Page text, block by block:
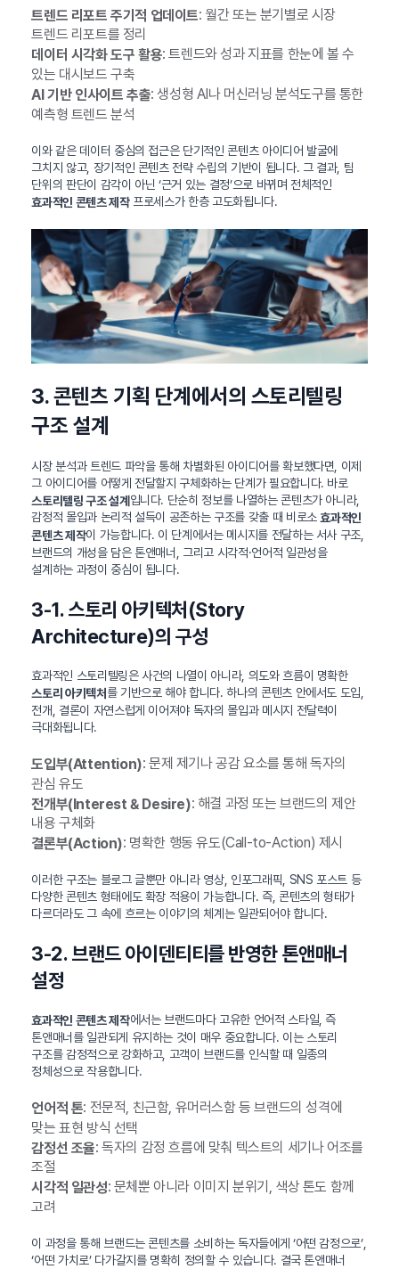
트렌드 리포트 주기적 업데이트: 월간 또는 분기별로 시장
트렌드 리포트를 정리
데이터 시각화 도구 활용: 트렌드와 성과 지표를 한눈에 볼 수
있는 대시보드 구축
AI 기반 인사이트 추출: 생성형 AI나 머신러닝 분석도구를 통한
예측형 트렌드 분석
이와 같은 데이터 중심의 접근은 단기적인 콘텐츠 아이디어 발굴에
그치지 않고, 장기적인 콘텐츠 전략 수립의 기반이 됩니다. 그 결과, 팀
단위의 판단이 감각이 아닌 ‘근거 있는 결정’으로 바뀌며 전체적인
효과적인 콘텐츠 제작프로세스가 한층 고도화됩니다.
3. 콘텐츠 기획 단계에서의 스토리텔링
구조 설계
시장 분석과 트렌드 파악을 통해 차별화된 아이디어를 확보했다면, 이제
그 아이디어를 어떻게 전달할지 구체화하는 단계가 필요합니다. 바로
스토리텔링 구조 설계입니다. 단순히 정보를 나열하는 콘텐츠가 아니라,
감정적 몰입과 논리적 설득이 공존하는 구조를 갖출 때 비로소효과적인
콘텐츠 제작이 가능합니다. 이 단계에서는 메시지를 전달하는 서사 구조,
브랜드의 개성을 담은 톤앤매너, 그리고 시각적·언어적 일관성을
설계하는 과정이 중심이 됩니다.
3-1. 스토리 아키텍처(Story
Architecture)의 구성
효과적인 스토리텔링은 사건의 나열이 아니라, 의도와 흐름이 명확한
스토리 아키텍처를 기반으로 해야 합니다. 하나의 콘텐츠 안에서도 도입,
전개, 결론이 자연스럽게 이어져야 독자의 몰입과 메시지 전달력이
극대화됩니다.
도입부(Attention): 문제 제기나 공감 요소를 통해 독자의
관심 유도
전개부(Interest & Desire): 해결 과정 또는 브랜드의 제안
내용 구체화
결론부(Action): 명확한 행동 유도(Call-to-Action) 제시
이러한 구조는 블로그 글뿐만 아니라 영상, 인포그래픽, SNS 포스트 등
다양한 콘텐츠 형태에도 확장 적용이 가능합니다. 즉, 콘텐츠의 형태가
다르더라도 그 속에 흐르는 이야기의 체계는 일관되어야 합니다.
3-2. 브랜드 아이덴티티를 반영한 톤앤매너
설정
효과적인 콘텐츠 제작에서는 브랜드마다 고유한 언어적 스타일, 즉
톤앤매너를 일관되게 유지하는 것이 매우 중요합니다. 이는 스토리
구조를 감정적으로 강화하고, 고객이 브랜드를 인식할 때 일종의
정체성으로 작용합니다.
언어적 톤: 전문적, 친근함, 유머러스함 등 브랜드의 성격에
맞는 표현 방식 선택
감정선 조율: 독자의 감정 흐름에 맞춰 텍스트의 세기나 어조를
조절
시각적 일관성: 문체뿐 아니라 이미지 분위기, 색상 톤도 함께
고려
이 과정을 통해 브랜드는 콘텐츠를 소비하는 독자들에게 ‘어떤 감정으로’,
‘어떤 가치로’ 다가갈지를 명확히 정의할 수 있습니다. 결국 톤앤매너